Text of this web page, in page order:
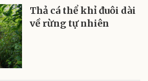
Thả cá thể khỉ đuôi dài
về rừng tự nhiên